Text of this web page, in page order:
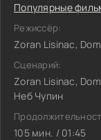
Популярные
Режиссёр:
Zoran Lisinac,
Сценарий:
Zoran Lisinac,
Неб Чупин
105 мин. / 01:45